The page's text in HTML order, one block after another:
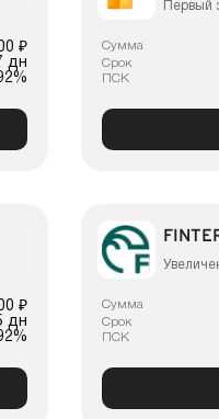
₽
дн
Первый
Сумма
Срок
ПСК
₽
дн
Сумма
Срок
ПСК